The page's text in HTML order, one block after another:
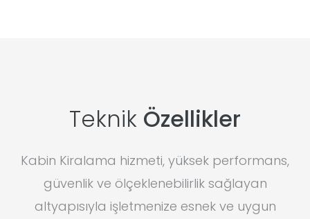
Teknik Özellikler
Kabin Kiralama hizmeti, yüksek performans,
güvenlik ve ölçeklenebilirlik sağlayan
altyapısıyla işletmenize esnek ve uygun